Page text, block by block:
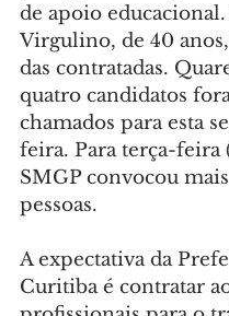
de apoio
Virgulino, de 40
das contratadas.
quatro candidatos
chamados para esta
feira. Para terça-feira
SMGP convocou
pessoas.
A expectativa da
Curitiba é contratar